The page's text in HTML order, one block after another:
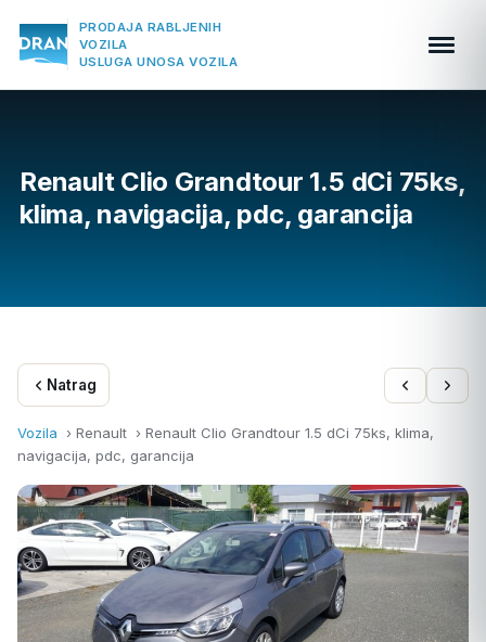
PRODAJA RABLJENIH
VOZILA
USLUGA UNOSA VOZILA
Renault Clio Grandtour 1.5 dCi 75ks,
klima, navigacija, pdc, garancija
Natrag
Vozila › Renault › Renault Clio Grandtour 1.5 dCi 75ks, klima,
navigacija, pdc, garancija